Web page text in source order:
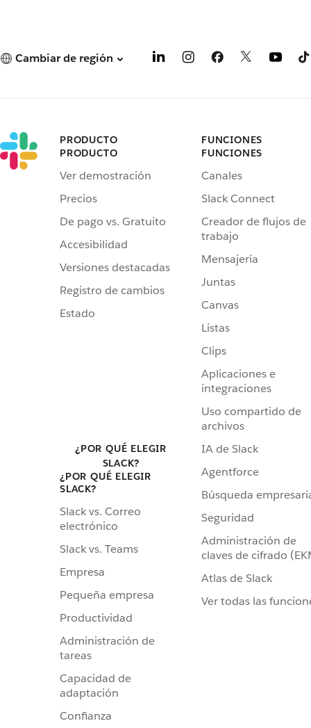
Cambiar de región
PRODUCTO
PRODUCTO
Ver demostración
Precios
De pago vs. Gratuito
Accesibilidad
Versiones destacadas
Registro de cambios
Estado
¿POR QUÉ ELEGIR
SLACK?
¿POR QUÉ ELEGIR
SLACK?
Slack vs. Correo
electrónico
Slack vs. Teams
Empresa
Pequeña empresa
Productividad
Administración de
tareas
Capacidad de
adaptación
Confianza
FUNCIONES
FUNCIONES
Canales
Slack Connect
Creador de flujos de
trabajo
Mensajería
Juntas
Canvas
Listas
Clips
Aplicaciones e
integraciones
Uso compartido de
archivos
IA de Slack
Agentforce
Búsqueda
Seguridad
Administración de
claves de cifrado
Atlas de Slack
Ver todas las